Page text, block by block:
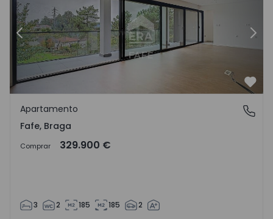
Anterior
Fafe, Braga
Apartamento
Fafe, Braga
Comprar 329.900 €
3 2 185 185 2